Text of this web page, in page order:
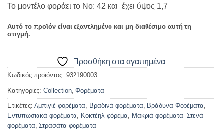
Το μοντέλο φοράει το Νο: 42 και έχει ύψος 1,7
Αυτό το προϊόν είναι εξαντλημένο και μη διαθέσιμο αυτή τη
στιγμή.
Προσθήκη στα αγαπημένα
Κωδικός προϊόντος: 932190003
Κατηγορίες: Collection Φορέματα
Ετικέτες: Αμπιγιέ φορέματα Βραδινά φορέματα Βράδυνα Φορέματα
Εντυπωσιακά φορέματα
Κοκτέηλ φόρεμα Μακριά φορέματα Στενά
φορέματα Στρασάτα φορέματα